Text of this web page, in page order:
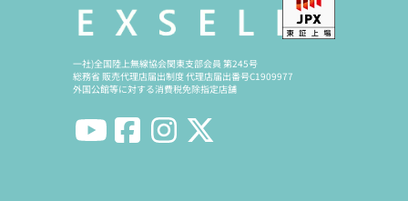
一社)全国陸上無線協会関東支部会員 第245号
総務省 販売代理店届出制度 代理店届出番号C1909977
外国公館等に対する消費税免除指定店舗